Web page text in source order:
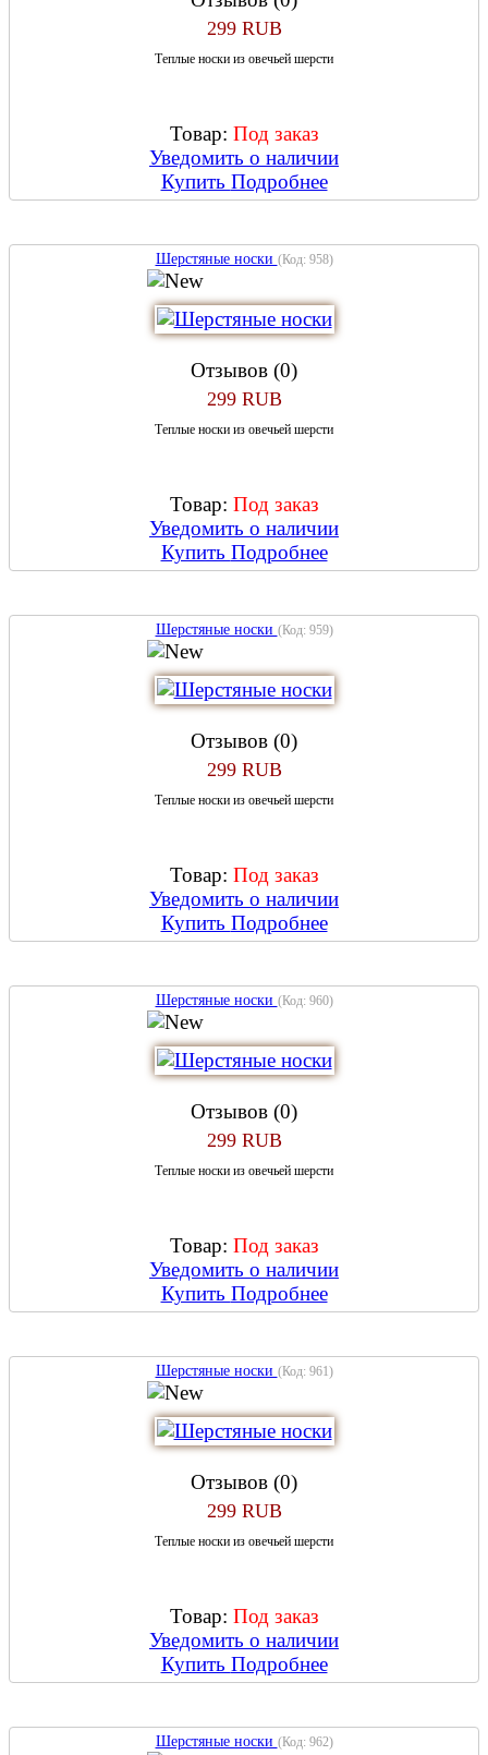
299 RUB
Теплые носки из овечьей шерсти
Товар: Под заказ
Уведомить о наличии
Купить Подробнее
Шерстяные носки (Код: 958)
Отзывов (0)
299 RUB
Теплые носки из овечьей шерсти
Товар: Под заказ
Уведомить о наличии
Купить Подробнее
Шерстяные носки (Код: 959)
Отзывов (0)
299 RUB
Теплые носки из овечьей шерсти
Товар: Под заказ
Уведомить о наличии
Купить Подробнее
Шерстяные носки (Код: 960)
Отзывов (0)
299 RUB
Теплые носки из овечьей шерсти
Товар: Под заказ
Уведомить о наличии
Купить Подробнее
Шерстяные носки (Код: 961)
Отзывов (0)
299 RUB
Теплые носки из овечьей шерсти
Товар: Под заказ
Уведомить о наличии
Купить Подробнее
Шерстяные носки (Код: 962)